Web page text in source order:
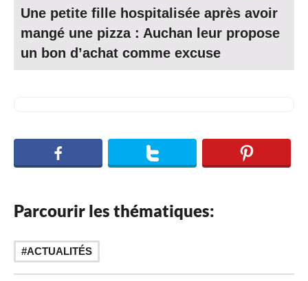
Une petite fille hospitalisée après avoir
mangé une pizza : Auchan leur propose
un bon d’achat comme excuse
Parcourir les thématiques:
ACTUALITÉS